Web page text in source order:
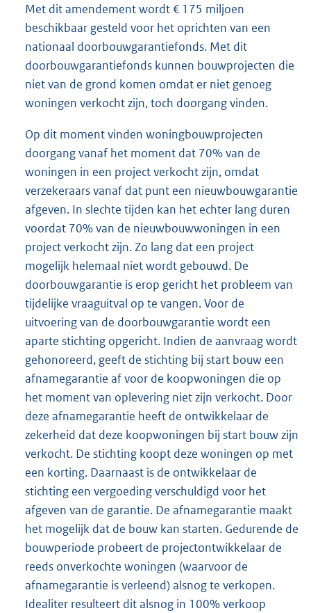
Met dit amendement wordt € 175 miljoen
beschikbaar gesteld voor het oprichten van een
nationaal doorbouwgarantiefonds. Met dit
doorbouwgarantiefonds kunnen bouwprojecten die
niet van de grond komen omdat er niet genoeg
woningen verkocht zijn, toch doorgang vinden.
Op dit moment vinden woningbouwprojecten
doorgang vanaf het moment dat 70% van de
woningen in een project verkocht zijn, omdat
verzekeraars vanaf dat punt een nieuwbouwgarantie
afgeven. In slechte tijden kan het echter lang duren
voordat 70% van de nieuwbouwwoningen in een
project verkocht zijn. Zo lang dat een project
mogelijk helemaal niet wordt gebouwd. De
doorbouwgarantie is erop gericht het probleem van
tijdelijke vraaguitval op te vangen. Voor de
uitvoering van de doorbouwgarantie wordt een
aparte stichting opgericht. Indien de aanvraag wordt
gehonoreerd, geeft de stichting bij start bouw een
afnamegarantie af voor de koopwoningen die op
het moment van oplevering niet zijn verkocht. Door
deze afnamegarantie heeft de ontwikkelaar de
zekerheid dat deze koopwoningen bij start bouw zijn
verkocht. De stichting koopt deze woningen op met
een korting. Daarnaast is de ontwikkelaar de
stichting een vergoeding verschuldigd voor het
afgeven van de garantie. De afnamegarantie maakt
het mogelijk dat de bouw kan starten. Gedurende de
bouwperiode probeert de projectontwikkelaar de
reeds onverkochte woningen (waarvoor de
afnamegarantie is verleend) alsnog te verkopen.
Idealiter resulteert dit alsnog in 100% verkoop